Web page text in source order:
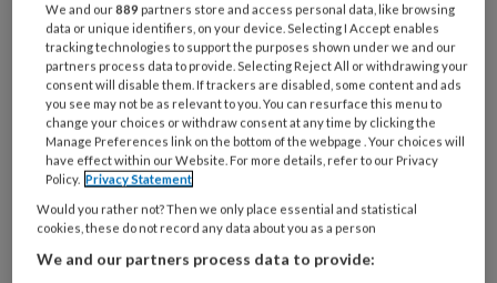
energie en er zijn nauwelijks mogelijkheden om
te herstellen. We moeten deze negatieve
spiraal doorbreken, als we de huisartsenzorg
toegankelijk willen houden”, aldus Mirjam van ’t
Veld, voorzitter LHV.
Vermoeidheid en zorgen
In het onderzoek tonen huisartsen zich
We and our889 partners store and access personal data, like browsing
data or unique identifiers, on your device. Selecting I Accept enables
tracking technologies to support the purposes shown under we and our
partners process data to provide. Selecting Reject All or withdrawing your
consent will disable them. If trackers are disabled, some content and ads
you see may not be as relevant to you. You can resurface this menu to
change your choices or withdraw consent at any time by clicking the
Manage Preferences link on the bottom of the webpage . Your choices will
have effect within our Website. For more details, refer to our Privacy
Policy. Privacy Statement
Would you rather not? Then we only place essential and statistical
cookies, these do not record any data about you as a person
We and our partners process data to provide: